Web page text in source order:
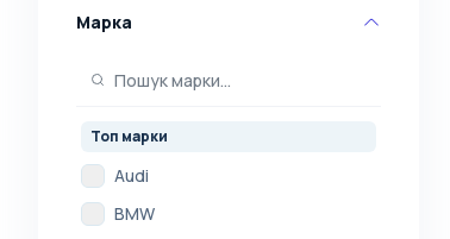
Марка
Топ марки
Audi
BMW